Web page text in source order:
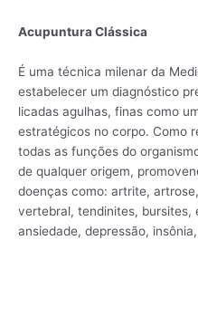
Acupuntura Clássica
É uma técnica milenar da
estabelecer um diagnóstico
licadas agulhas, finas como
estratégicos no corpo. Como
todas as funções do
de qualquer origem,
doenças como: artrite,
vertebral, tendinites, bursites,
ansiedade, depressão,